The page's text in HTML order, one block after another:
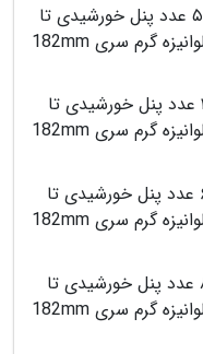
سازه یک ردیف تیپ سنگین مناسب ۵ عدد پنل خورشیدی تا
۶۲۵ وات از جنس فولاد با پوشش گالوانیزه گرم سری 182mm
سازه دو ردیف تیپ سنگین مناسب ۴ عدد پنل خورشیدی تا
۶۲۵ وات از جنس فولاد با پوشش گالوانیزه گرم سری 182mm
سازه دو ردیف تیپ سنگین مناسب ۶ عدد پنل خورشیدی تا
۶۲۵ وات از جنس فولاد با پوشش گالوانیزه گرم سری 182mm
سازه دو ردیف تیپ سنگین مناسب ۸ عدد پنل خورشیدی تا
۶۲۵ وات از جنس فولاد با پوشش گالوانیزه گرم سری 182mm